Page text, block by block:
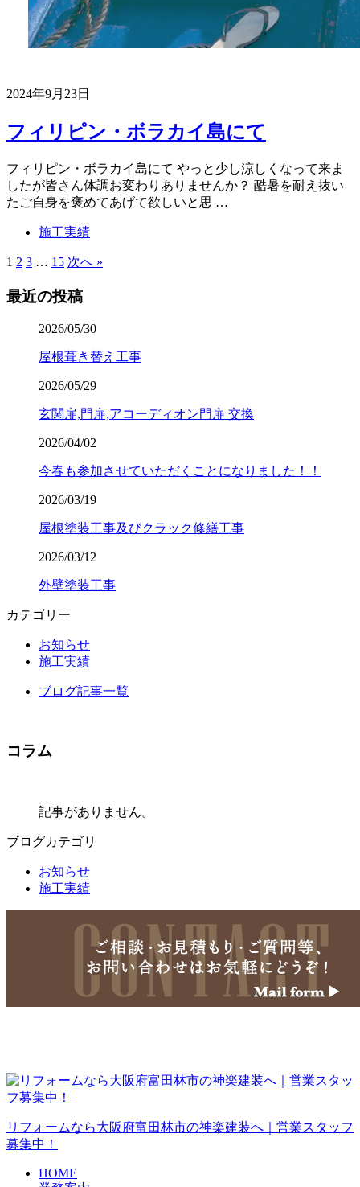
2024年9月23日
フィリピン・ボラカイ島にて
フィリピン・ボラカイ島にて やっと少し涼しくなって来ま
したが皆さん体調お変わりありませんか？ 酷暑を耐え抜い
たご自身を褒めてあげて欲しいと思 …
施工実績
1 2 3 … 15 次へ »
最近の投稿
2026/05/30
屋根葺き替え工事
2026/05/29
玄関扉,門扉,アコーディオン門扉 交換
2026/04/02
今春も参加させていただくことになりました！！
2026/03/19
屋根塗装工事及びクラック修繕工事
2026/03/12
外壁塗装工事
カテゴリー
お知らせ
施工実績
ブログ記事一覧
コラム
記事がありません。
ブログカテゴリ
お知らせ
施工実績
リフォームなら大阪府富田林市の神楽建装へ｜営業スタッフ
募集中！
HOME